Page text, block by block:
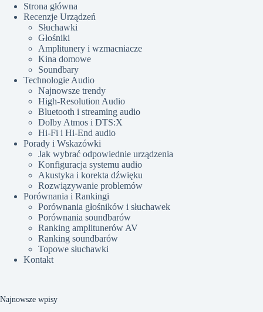
Strona główna
Recenzje Urządzeń
Słuchawki
Głośniki
Amplitunery i wzmacniacze
Kina domowe
Soundbary
Technologie Audio
Najnowsze trendy
High-Resolution Audio
Bluetooth i streaming audio
Dolby Atmos i DTS:X
Hi-Fi i Hi-End audio
Porady i Wskazówki
Jak wybrać odpowiednie urządzenia
Konfiguracja systemu audio
Akustyka i korekta dźwięku
Rozwiązywanie problemów
Porównania i Rankingi
Porównania głośników i słuchawek
Porównania soundbarów
Ranking amplitunerów AV
Ranking soundbarów
Topowe słuchawki
Kontakt
Najnowsze wpisy